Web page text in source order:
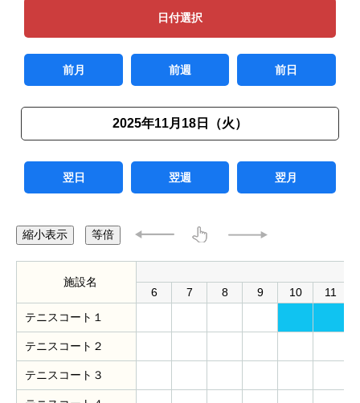
日付選択
前月 前週 前日
2025年11月18日（火）
翌日 翌週 翌月
縮小表示 等倍
施設名
6
7 8 9 10 11
テニスコート１
テニスコート２
テニスコート３